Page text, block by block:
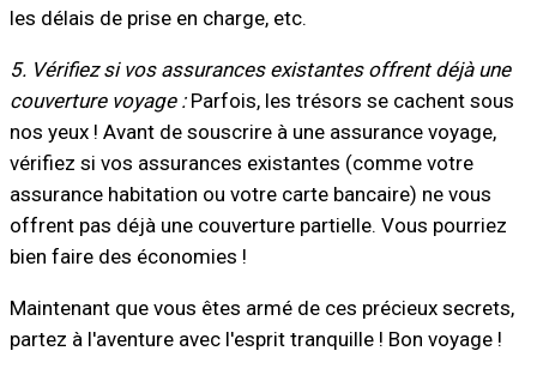
les délais de prise en charge, etc.
5. Vérifiez si vos assurances existantes offrent déjà une
couverture voyage :Parfois, les trésors se cachent sous
nos yeux ! Avant de souscrire à une assurance voyage,
vérifiez si vos assurances existantes (comme votre
assurance habitation ou votre carte bancaire) ne vous
offrent pas déjà une couverture partielle. Vous pourriez
bien faire des économies !
Maintenant que vous êtes armé de ces précieux secrets,
partez à l'aventure avec l'esprit tranquille ! Bon voyage !